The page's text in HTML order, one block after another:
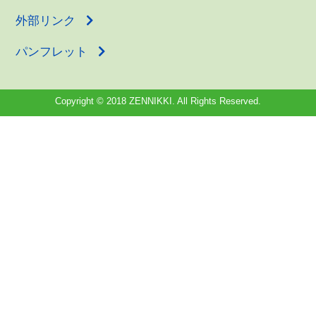
外部リンク
パンフレット
Copyright © 2018 ZENNIKKI. All Rights Reserved.